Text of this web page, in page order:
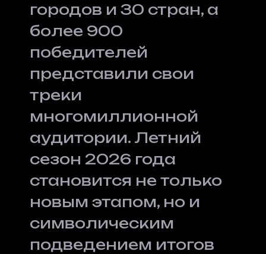
городов и 30 стран, а
более 900
победителей
представили свои
треки
многомиллионной
аудитории. Летний
сезон 2026 года
становится не только
новым этапом, но и
символическим
подведением итогов